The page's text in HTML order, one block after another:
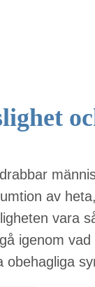
av
vara
igenom
obehagliga